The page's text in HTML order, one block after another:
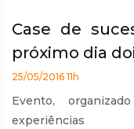
Case de
próximo dia
25/05/2016 11h
Evento,
experiências